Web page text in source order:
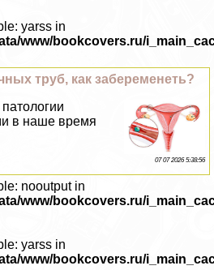
yarss in
www/bookcovers.ru/
труб, как забеременеть?
в наше время
07 07 2026 5:38:56
nooutput in
www/bookcovers.ru/
yarss in
www/bookcovers.ru/